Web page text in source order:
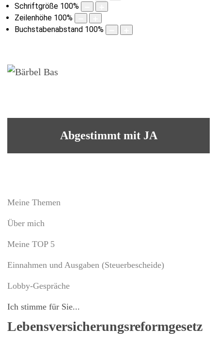
Schriftgröße 100%
Zeilenhöhe 100%
Buchstabenabstand 100%
Abgestimmt mit JA
Meine Themen
Über mich
Meine TOP 5
Einnahmen und Ausgaben (Steuerbescheide)
Lobby-Gespräche
Ich stimme für Sie...
Lebensversicherungsreformgesetz